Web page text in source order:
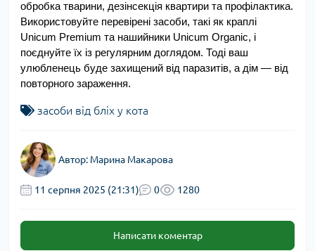
обробка тварини, дезінсекція квартири та профілактика.
Використовуйте перевірені засоби, такі як краплі
Unicum Premium та нашийники Unicum Organic, і
поєднуйте їх із регулярним доглядом. Тоді ваш
улюбленець буде захищений від паразитів, а дім — від
повторного зараження.
засоби від бліх у кота
Автор: Марина Макарова
11 серпня 2025 (21:31) 0 1280
Написати коментар